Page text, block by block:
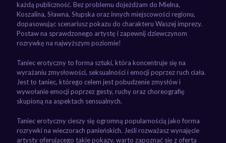
każdą publiczność. Bez problemu dojeżdżam do Mielna,
Koszalina, Sławna, Słupska oraz innych miejscowości regionu,
dopasowując scenariusz pokazu do charakteru Waszej imprezy.
Postaw na sprawdzonego artystę i zapewnij dziewczynom
rozrywkę na najwyższym poziomie!
Taniec erotyczny to forma sztuki, która koncentruje się na
wyrażaniu zmysłowości, seksualności i emocji poprzez ruch ciała.
Jest to taniec, którego celem jest pobudzenie zmysłów i
wywołanie emocji poprzez gesty, ruchy oraz choreografię
skupioną na aspektach sensualnych.
Taniec erotyczny cieszy się ogromną popularnością jako forma
rozrywki na wieczorach panieńskich. Jeśli rozważasz wynajęcie
artysty oferującego takie pokazy, warto zapoznać się z ofertą